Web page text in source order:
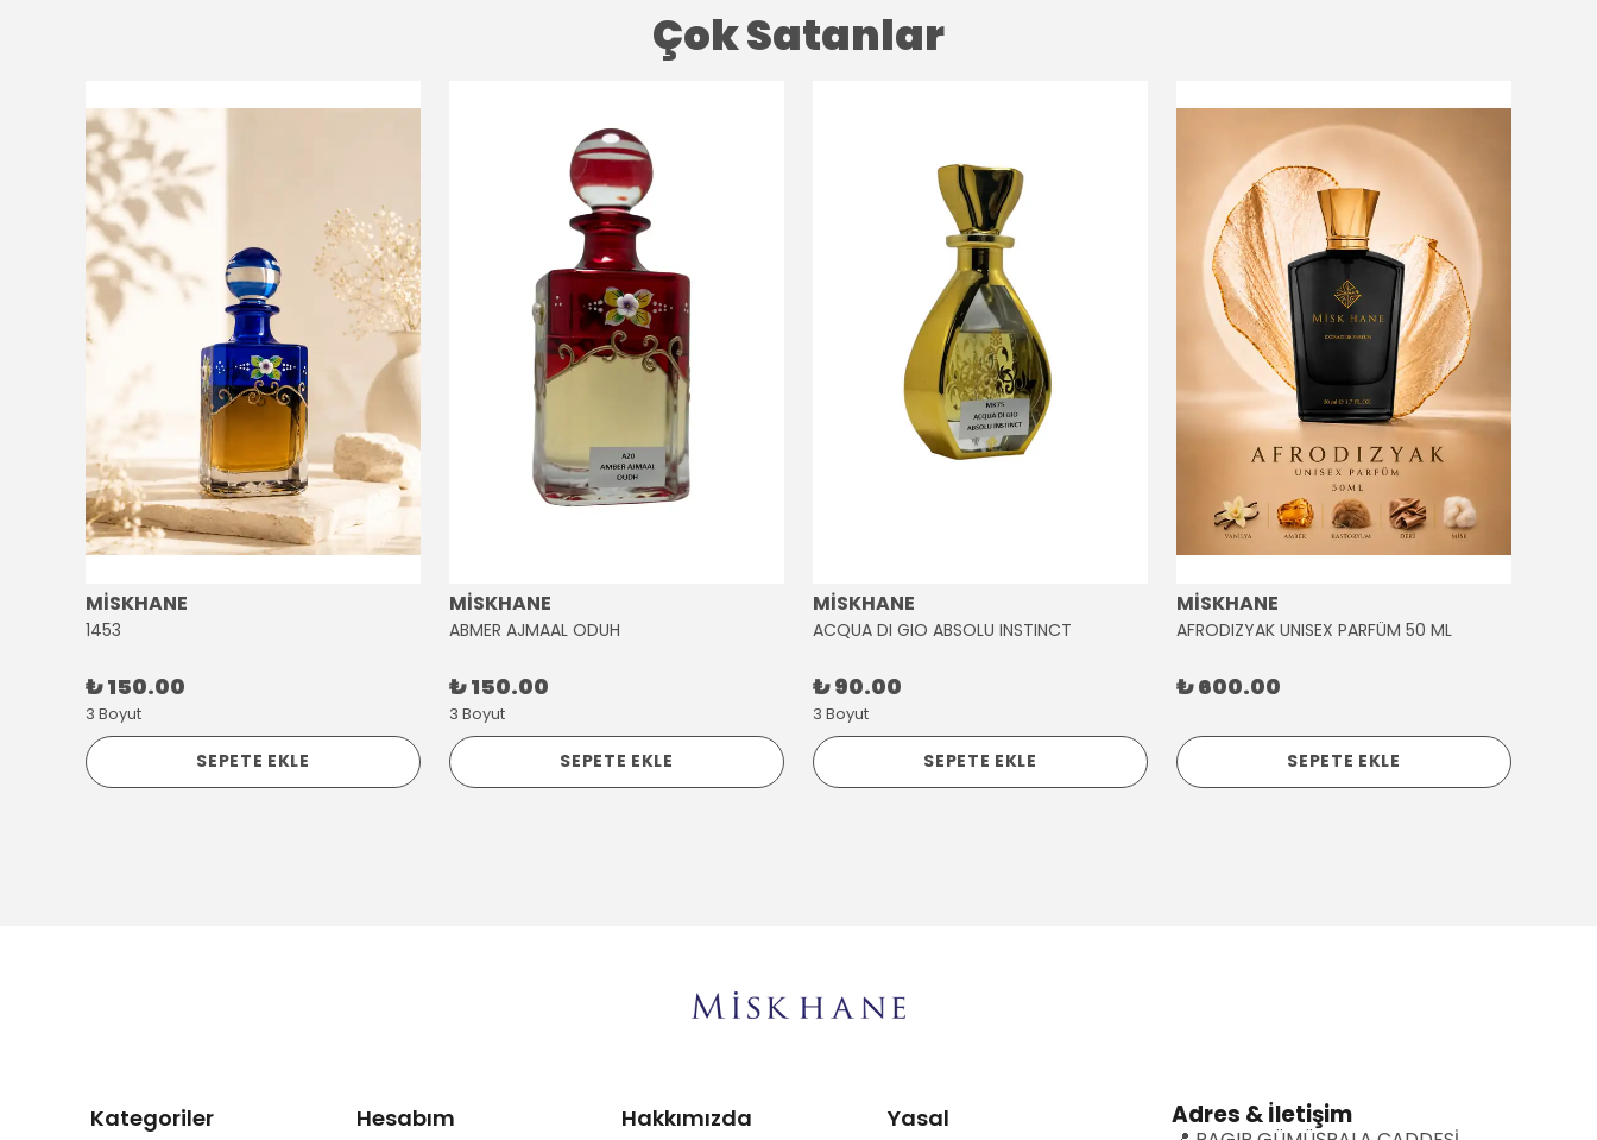
Çok Satanlar
MİSKHANE
1453
₺ 150.00
3 Boyut
SEPETE EKLE
MİSKHANE
ABMER AJMAAL ODUH
₺ 150.00
3 Boyut
SEPETE EKLE
MİSKHANE
ACQUA DI GIO ABSOLU INSTINCT
₺ 90.00
3 Boyut
SEPETE EKLE
MİSKHANE
AFRODIZYAK UNISEX PARFÜM 50 ML
₺ 600.00
SEPETE EKLE
Kategoriler Hesabım Hakkımızda Yasal Adres & İletişim